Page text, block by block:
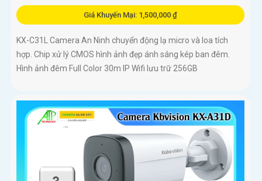
Giá Khuyến Mại: 1,500,000 ₫
KX-C31L Camera An Ninh chuyển động lạ micro và loa tích
hợp. Chip xử lý CMOS hình ảnh đẹp ánh sáng kép ban đêm.
Hình ảnh đêm Full Color 30m IP Wifi lưu trữ 256GB